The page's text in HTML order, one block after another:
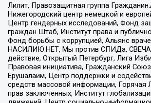
Лилит, Правозащитная группа
Нижегородский центр немецкой и
Центр гендерных исследований, Фонд
граждан Штаб, Институт права и
Фонд борьбы с коррупцией, Альянс
НАСИЛИЮ.НЕТ, Мы против СПИДа, СВЕЧА,
действие, Открытый Петербург, Лига
Правовая инициатива, Гражданский
Ерушалаим, Центр поддержки и
средств массовой информации, Горячая
прав заключенных, Институт